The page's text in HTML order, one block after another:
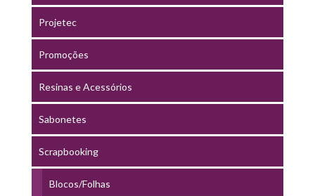
Projetec
Promoções
Resinas e Acessórios
Sabonetes
Scrapbooking
Blocos/Folhas